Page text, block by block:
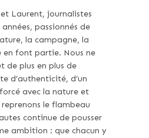
Laurent, journalistes
passionnés de
la campagne, la
en font partie. Nous ne
de plus en plus de
d’authenticité, d’un
avec la nature et
le flambeau
continue de pousser
ambition : que chacun y